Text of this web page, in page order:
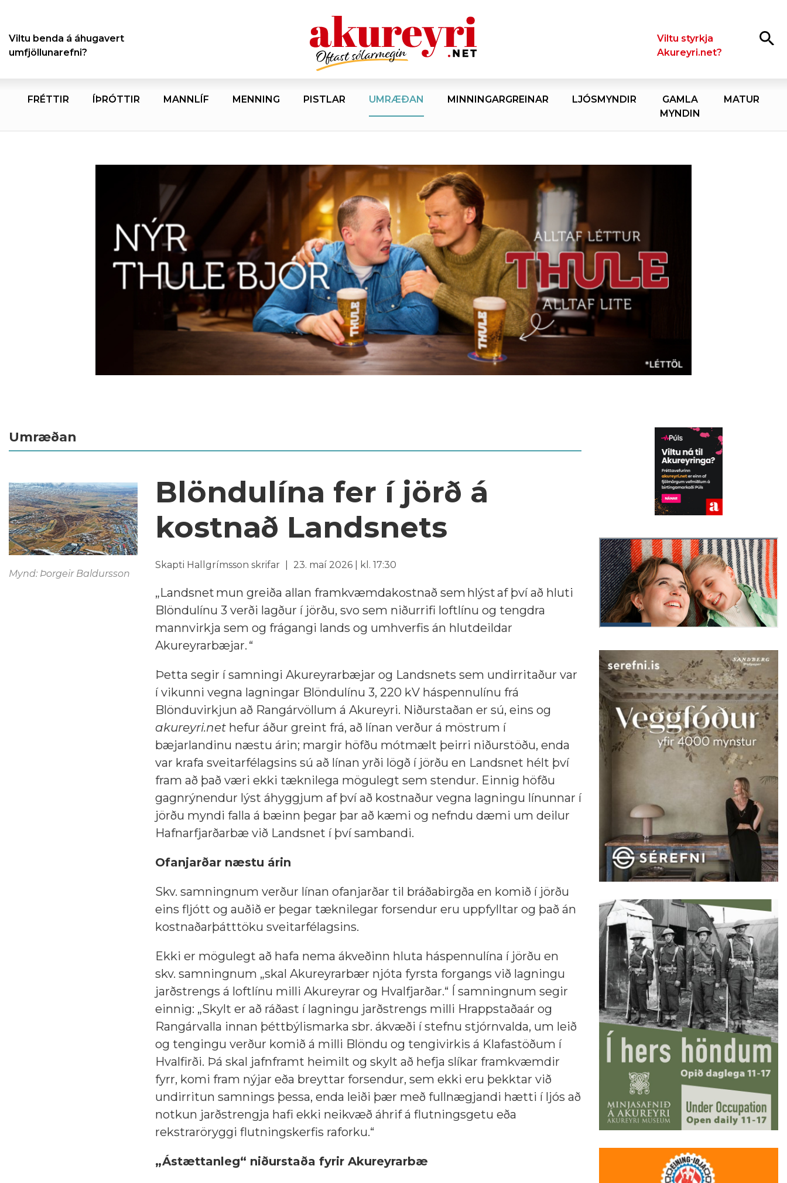
Leita
Viltu benda á áhugavert
umfjöllunarefni?
Viltu styrkja
Akureyri.net?
FRÉTTIR ÍÞRÓTTIR MANNLÍF MENNING PISTLAR UMRÆÐAN MINNINGARGREINAR LJÓSMYNDIR
GAMLA
MYNDIN
MATUR
Umræðan
Blöndulína fer í jörð á
kostnað Landsnets
Skapti Hallgrímsson skrifar 23. maí 2026 | kl. 17:30
Mynd: Þorgeir Baldursson
„Landsnet mun greiða allan framkvæmdakostnað sem hlýst af því að hluti
Blöndulínu 3 verði lagður í jörðu, svo sem niðurrifi loftlínu og tengdra
mannvirkja sem og frágangi lands og umhverfis án hlutdeildar
Akureyrarbæjar. “
Þetta segir í samningi Akureyrarbæjar og Landsnets sem undirritaður var
í vikunni vegna lagningar Blöndulínu 3, 220 kV háspennulínu frá
Blönduvirkjun að Rangárvöllum á Akureyri. Niðurstaðan er sú, eins og
akureyri.net hefur áður greint frá, að línan verður á möstrum í
bæjarlandinu næstu árin; margir höfðu mótmælt þeirri niðurstöðu, enda
var krafa sveitarfélagsins sú að línan yrði lögð í jörðu en Landsnet hélt því
fram að það væri ekki tæknilega mögulegt sem stendur. Einnig höfðu
gagnrýnendur lýst áhyggjum af því að kostnaður vegna lagningu línunnar í
jörðu myndi falla á bæinn þegar þar að kæmi og nefndu dæmi um deilur
Hafnarfjarðarbæ við Landsnet í því sambandi.
Ofanjarðar næstu árin
Skv. samningnum verður línan ofanjarðar til bráðabirgða en komið í jörðu
eins fljótt og auðið er þegar tæknilegar forsendur eru uppfylltar og það án
kostnaðarþátttöku sveitarfélagsins.
Ekki er mögulegt að hafa nema ákveðinn hluta háspennulína í jörðu en
skv. samningnum „skal Akureyrarbær njóta fyrsta forgangs við lagningu
jarðstrengs á loftlínu milli Akureyrar og Hvalfjarðar.“ Í samningnum segir
einnig: „Skylt er að ráðast í lagningu jarðstrengs milli Hrappstaðaár og
Rangárvalla innan þéttbýlismarka sbr. ákvæði í stefnu stjórnvalda, um leið
og tengingu verður komið á milli Blöndu og tengivirkis á Klafastöðum í
Hvalfirði. Þá skal jafnframt heimilt og skylt að hefja slíkar framkvæmdir
fyrr, komi fram nýjar eða breyttar forsendur, sem ekki eru þekktar við
undirritun samnings þessa, enda leiði þær með fullnægjandi hætti í ljós að
notkun jarðstrengja hafi ekki neikvæð áhrif á flutningsgetu eða
rekstraröryggi flutningskerfis raforku.“
„Ástættanleg“ niðurstaða fyrir Akureyrarbæ